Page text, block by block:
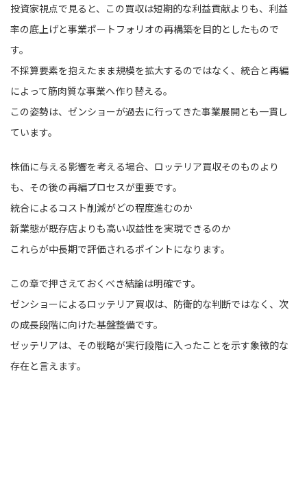
投資家視点で見ると、この買収は短期的な利益貢献よりも、利益
率の底上げと事業ポートフォリオの再構築を目的としたもので
す。
不採算要素を抱えたまま規模を拡大するのではなく、統合と再編
によって筋肉質な事業へ作り替える。
この姿勢は、ゼンショーが過去に行ってきた事業展開とも一貫し
ています。
株価に与える影響を考える場合、ロッテリア買収そのものより
も、その後の再編プロセスが重要です。
統合によるコスト削減がどの程度進むのか
新業態が既存店よりも高い収益性を実現できるのか
これらが中長期で評価されるポイントになります。
この章で押さえておくべき結論は明確です。
ゼンショーによるロッテリア買収は、防衛的な判断ではなく、次
の成長段階に向けた基盤整備です。
ゼッテリアは、その戦略が実行段階に入ったことを示す象徴的な
存在と言えます。